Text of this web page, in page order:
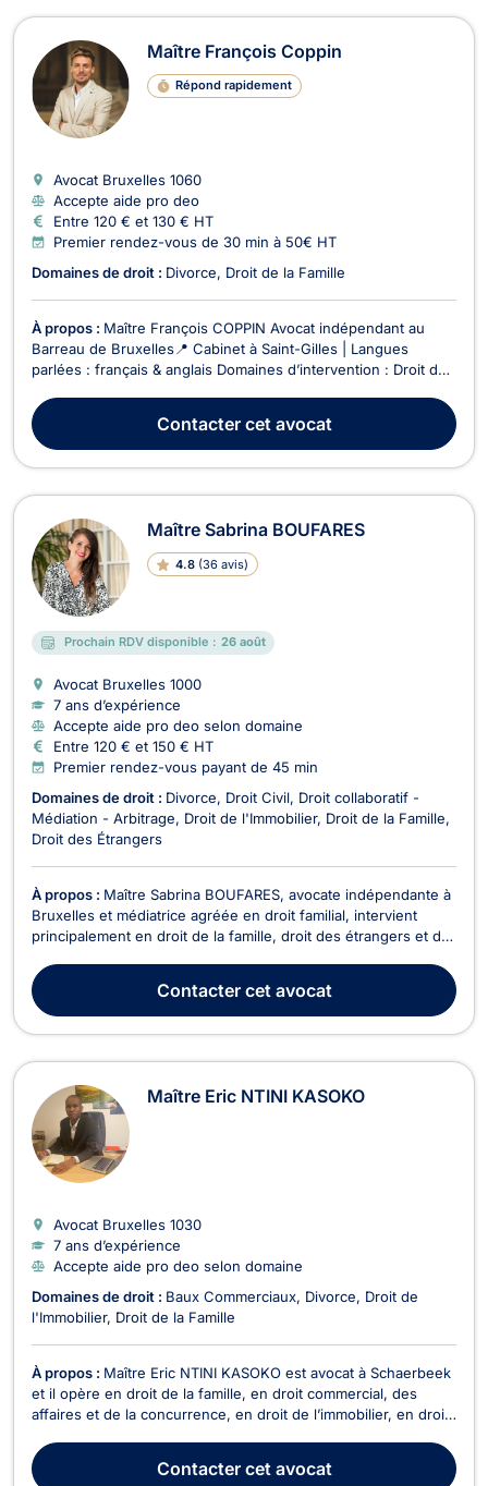
Maître François Coppin
Répond rapidement
Avocat Bruxelles 1060
Accepte aide pro deo
Entre 120 € et 130 € HT
Premier rendez-vous de 30 min à 50€ HT
Domaines de droit : Divorce Droit de la Famille
À propos : Maître François COPPIN Avocat indépendant au
Barreau de Bruxelles📍 Cabinet à Saint-Gilles | Langues
parlées : français & anglais Domaines d’intervention : Droit de
parentale, pension alimentaire, garde d’enfants, etc. Droit
immobilier : baux d’habitation,...
Contactercet avocat
Maître Sabrina BOUFARES
4.8 (36 avis)
Prochain RDV disponible : 26 août
Avocat Bruxelles 1000
7 ans d’expérience
Accepte aide pro deo selon domaine
Entre 120 € et 150 € HT
Premier rendez-vous payant de 45 min
Domaines de droit : Divorce Droit Civil Droit collaboratif -
Médiation - Arbitrage
Droit de l'Immobilier Droit de la Famille
Droit des Étrangers
À propos : Maître Sabrina BOUFARES, avocate indépendante à
Bruxelles et médiatrice agréée en droit familial, intervient
principalement en droit de la famille, droit des étrangers et de
accompagne ses clients avec bienveillance, écoute, rigueur, et
efficacité, afin de propos...
Contactercet avocat
Maître Eric NTINI KASOKO
Avocat Bruxelles 1030
7 ans d’expérience
Accepte aide pro deo selon domaine
Domaines de droit : Baux Commerciaux Divorce
Droit de
l'Immobilier Droit de la Famille
À propos : Maître Eric NTINI KASOKO est avocat à Schaerbeek
et il opère en droit de la famille, en droit commercial, des
affaires et de la concurrence, en droit de l’immobilier, en droit
NTINI KASOKO intervient en droit de la famille pour les
divorces à l'amiable ou con...
Contactercet avocat